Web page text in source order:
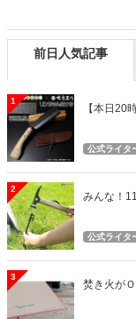
前日人気記事
1
【本日20
公式ライタ
2
みんな！
公式ライタ
3
焚き火が